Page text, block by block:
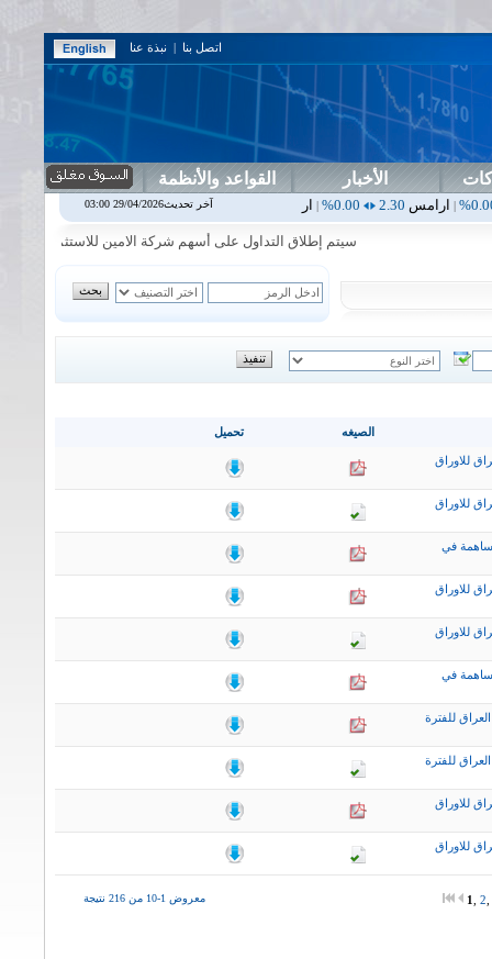
اتصل بنا | نبذة عنا
الأخبار القواعد والأنظمة
2.30
0.00%
|اربيل0.00 اس بنك0.00
0.00%
|اسفنج
سيتم إطلاق التداول على أسهم شركة الامين للاستثمار المالي في
تحميل الصيغه
للاوراق
للاوراق
في
للاوراق
للاوراق
في
للفترة
للفترة
للاوراق
للاوراق
معروض 1-10 من 216 نتيجة 1 2